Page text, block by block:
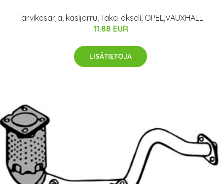
Tarvikesarja, käsijarru, Taka-akseli, OPEL,VAUXHALL
11.88 EUR
LISÄTIETOJA